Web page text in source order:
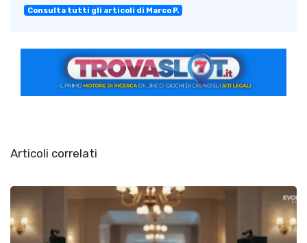
Consulta tutti gli articoli di Marco P.
Articoli correlati